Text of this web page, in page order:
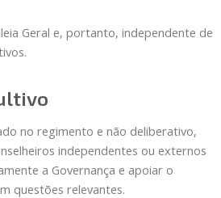
Geral e, portanto, independente de
no regimento e não deliberativo,
independentes ou externos
a Governança e apoiar o
questões relevantes.